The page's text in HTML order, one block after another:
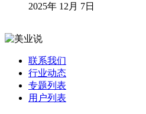
2025年 12月 7日
联系我们
行业动态
专题列表
用户列表